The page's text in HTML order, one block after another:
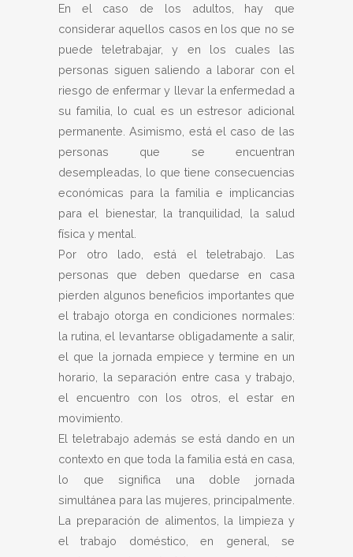
En el caso de los adultos, hay que
considerar aquellos casos en los que no se
puede teletrabajar, y en los cuales las
personas siguen saliendo a laborar con el
riesgo de enfermar y llevar la enfermedad a
su familia, lo cual es un estresor adicional
permanente. Asimismo, está el caso de las
personas que se encuentran
desempleadas, lo que tiene consecuencias
económicas para la familia e implicancias
para el bienestar, la tranquilidad, la salud
física y mental.
Por otro lado, está el teletrabajo. Las
personas que deben quedarse en casa
pierden algunos beneficios importantes que
el trabajo otorga en condiciones normales:
la rutina, el levantarse obligadamente a salir,
el que la jornada empiece y termine en un
horario, la separación entre casa y trabajo,
el encuentro con los otros, el estar en
movimiento.
El teletrabajo además se está dando en un
contexto en que toda la familia está en casa,
lo que significa una doble jornada
simultánea para las mujeres, principalmente.
La preparación de alimentos, la limpieza y
el trabajo doméstico, en general, se